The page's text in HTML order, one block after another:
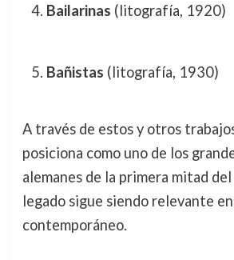
Bailarinas (litografía, 1920)
Bañistas (litografía, 1930)
A través de estos y otros
posiciona como uno de los
alemanes de la primera mitad
legado sigue siendo relevante
contemporáneo.